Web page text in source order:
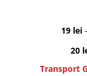
19 lei
20
Transport